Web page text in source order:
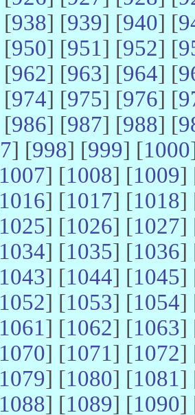
[938] [939] [940] [
[950] [951] [952] [
[962] [963] [964] [
[974] [975] [976] [
[986] [987] [988] [
] [998] [999] [1000
1007] [1008] [1009]
1016] [1017] [1018]
1025] [1026] [1027]
1034] [1035] [1036]
1043] [1044] [1045]
1052] [1053] [1054]
1061] [1062] [1063]
1070] [1071] [1072]
1079] [1080] [1081]
1088] [1089] [1090]